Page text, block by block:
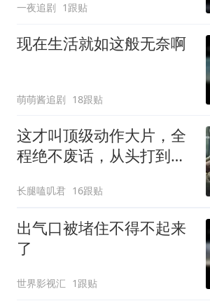
一夜追剧 1跟贴
现在生活就如这般无奈啊
萌萌酱追剧 18跟贴
这才叫顶级动作大片，全
程绝不废话，从头打到
长腿嗑叽君 16跟贴
出气口被堵住不得不起来
了
世界影视汇 1跟贴